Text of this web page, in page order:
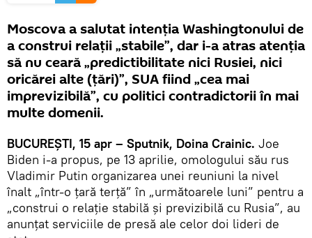
Moscova a salutat intenţia Washingtonului de
a construi relații „stabile”, dar i-a atras atenţia
să nu ceară „predictibilitate nici Rusiei, nici
oricărei alte (ţări)”, SUA fiind „cea mai
imprevizibilă”, cu politici contradictorii în mai
multe domenii.
BUCUREŞTI, 15 apr – Sputnik, Doina Crainic. Joe
Biden i-a propus, pe 13 aprilie, omologului său rus
Vladimir Putin organizarea unei reuniuni la nivel
înalt „într-o țară terță” în „următoarele luni” pentru a
„construi o relație stabilă și previzibilă cu Rusia”, au
anunțat serviciile de presă ale celor doi lideri de